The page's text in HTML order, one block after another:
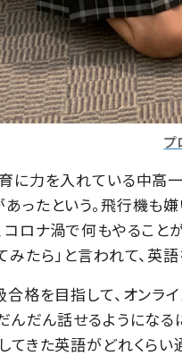
プ
に力を入れている中高
ったという。飛行機も
コロナ渦で何もやるこ
みたら」と言われて、英
合格を目指して、オン
んだん話せるようになる
てきた英語がどれくら